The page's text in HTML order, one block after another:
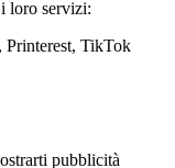
loro servizi:
TikTok
pubblicità